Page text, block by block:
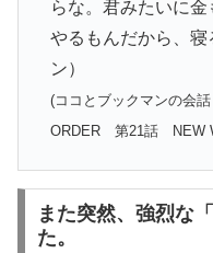
らな。君みたいに
やるもんだから、
ン）
(ココとブックマンの会
ORDER 第21話 NEW
また突然、強烈な
た。